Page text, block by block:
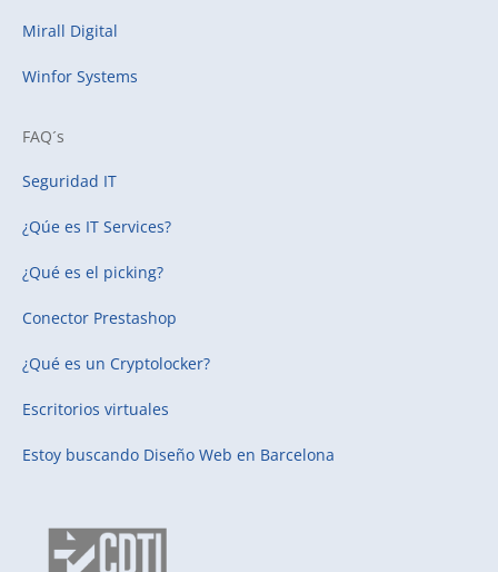
Mirall Digital
Winfor Systems
FAQ´s
Seguridad IT
¿Qúe es IT Services?
¿Qué es el picking?
Conector Prestashop
¿Qué es un Cryptolocker?
Escritorios virtuales
Estoy buscando Diseño Web en Barcelona